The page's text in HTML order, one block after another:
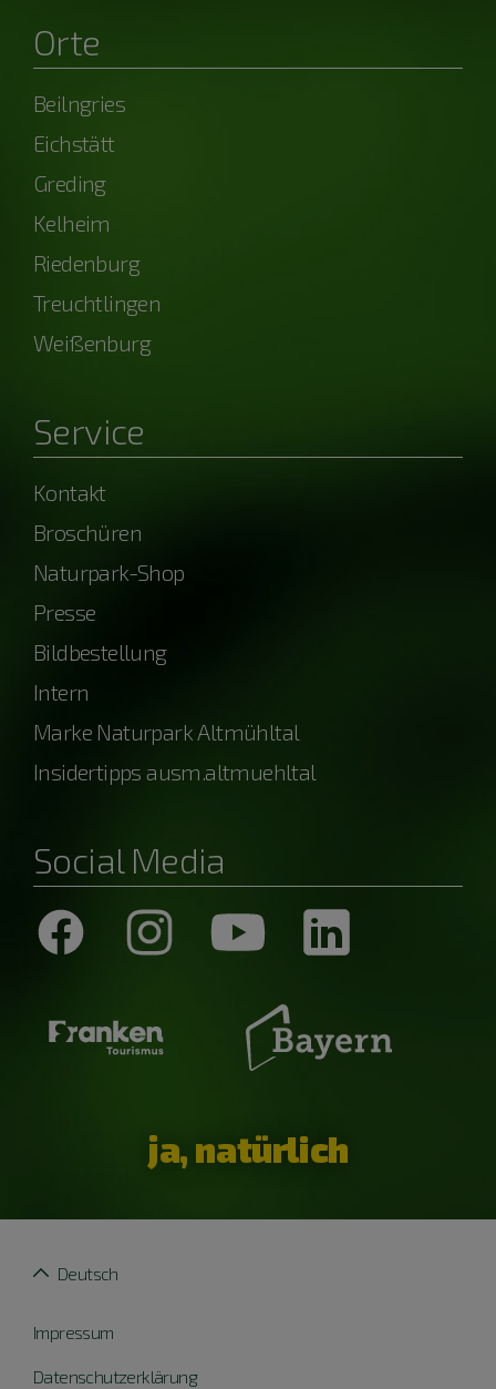
Orte
Beilngries
Eichstätt
Greding
Kelheim
Riedenburg
Treuchtlingen
Weißenburg
Service
Kontakt
Broschüren
Naturpark-Shop
Presse
Bildbestellung
Intern
Marke Naturpark Altmühltal
Insidertipps ausm.altmuehltal
Social Media
ja, natürlich
Impressum
Datenschutzerklärung
Deutsch